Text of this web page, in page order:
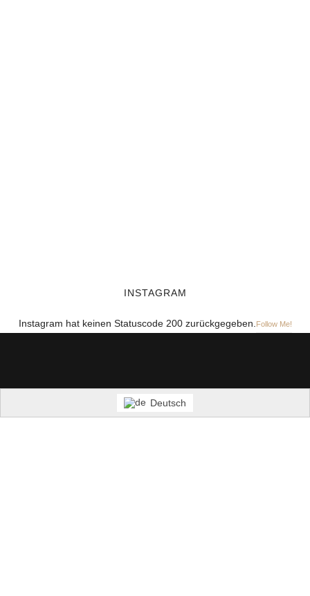
INSTAGRAM
Instagram hat keinen Statuscode 200 zurückgegeben. Follow Me!
Deutsch